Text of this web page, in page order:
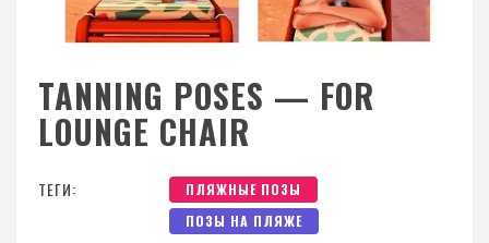
TANNING POSES — FOR
LOUNGE CHAIR
ТЕГИ:
ПЛЯЖНЫЕ ПОЗЫ
ПОЗЫ НА ПЛЯЖЕ